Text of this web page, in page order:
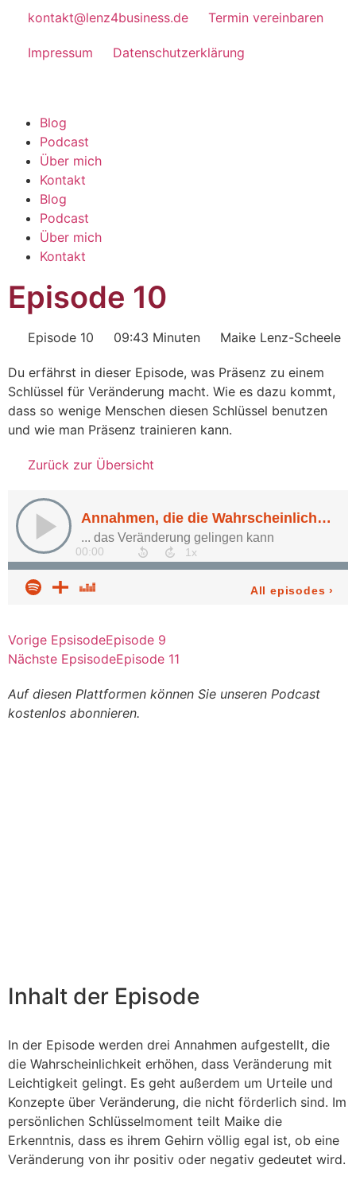
kontakt@lenz4business.de Termin vereinbaren
Impressum Datenschutzerklärung
Blog
Podcast
Über mich
Kontakt
Blog
Podcast
Über mich
Kontakt
Episode 10
Episode 10 09:43 Minuten Maike Lenz-Scheele
Du erfährst in dieser Episode, was Präsenz zu einem
Schlüssel für Veränderung macht. Wie es dazu kommt,
dass so wenige Menschen diesen Schlüssel benutzen
und wie man Präsenz trainieren kann.
Zurück zur Übersicht
Vorige EpsisodeEpisode 9
Nächste EpsisodeEpisode 11
Auf diesen Plattformen können Sie unseren Podcast
kostenlos abonnieren.
Inhalt der Episode
In der Episode werden drei Annahmen aufgestellt, die
die Wahrscheinlichkeit erhöhen, dass Veränderung mit
Leichtigkeit gelingt. Es geht außerdem um Urteile und
Konzepte über Veränderung, die nicht förderlich sind. Im
persönlichen Schlüsselmoment teilt Maike die
Erkenntnis, dass es ihrem Gehirn völlig egal ist, ob eine
Veränderung von ihr positiv oder negativ gedeutet wird.